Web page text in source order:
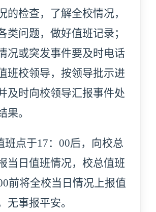
的检查，了解全校情况，
类问题， 做好值班记录；
况或突发事件要及时电话
班校领导，按领导批示进
及时向校领导汇报事件处
果。
班点于17：00后，向校总
当日值班情况，校总值班
前将全校当日情况上报值
无事报平安。